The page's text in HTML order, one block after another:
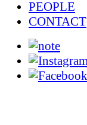
PEOPLE
CONTACT